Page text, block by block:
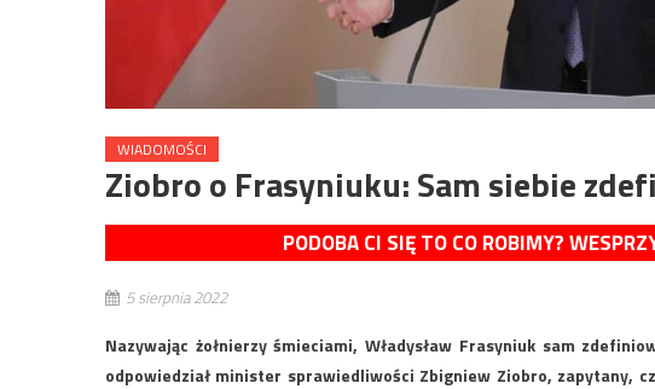
WIADOMOŚCI
Ziobro o Frasyniuku: Sam siebie
PODOBA CI SIĘ TO CO ROBIMY?
5 sierpnia 2022
Nazywając żołnierzy śmieciami, Władysław Frasyniuk sam
odpowiedział minister sprawiedliwości Zbigniew Ziobro, zapytany,